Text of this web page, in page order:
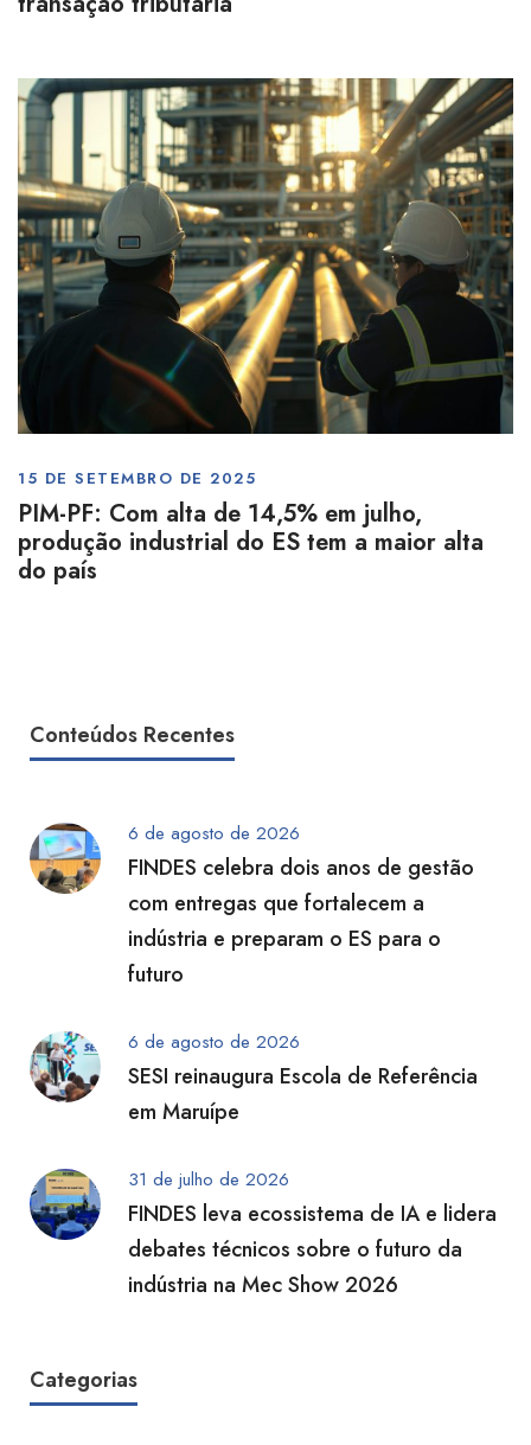
15 DE SETEMBRO DE 2025
PIM-PF: Com alta de 14,5% em julho,
produção industrial do ES tem a maior alta
do país
Conteúdos Recentes
6 de agosto de 2026
FINDES celebra dois anos de gestão
com entregas que fortalecem a
indústria e preparam o ES para o
futuro
6 de agosto de 2026
SESI reinaugura Escola de Referência
em Maruípe
31 de julho de 2026
FINDES leva ecossistema de IA e lidera
debates técnicos sobre o futuro da
indústria na Mec Show 2026
Categorias